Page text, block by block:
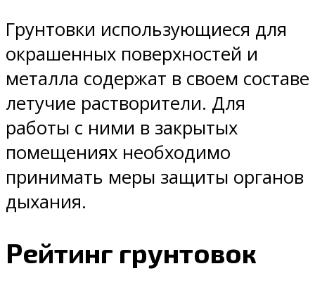
Грунтовки использующиеся для
окрашенных поверхностей и
металла содержат в своем составе
летучие растворители. Для
работы с ними в закрытых
помещениях необходимо
принимать меры защиты органов
дыхания.
Рейтинг грунтовок